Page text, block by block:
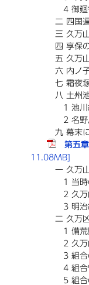
4 御廻
二 四国遍
三 久万山
四 享保の
五 久万山騒
六 内ノ子騒
七 霜夜塚
八 土州池川
1 池川紙
2 名野川
九 幕末に
第五
11.08MB]
一 久万山騒
1 当時の
2 久万山
3 明治
二 久万凶
1 備荒貯
2 久万山
3 組合の
4 組合
5 組合の